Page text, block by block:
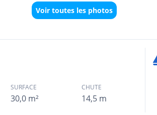
Voir toutes les photos
SURFACE
30,0 m²
CHUTE
14,5 m